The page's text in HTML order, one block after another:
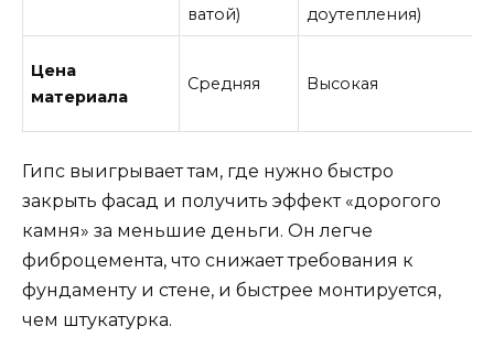
ватой)
доутепления)
Цена
материала
Средняя Высокая
Гипс выигрывает там, где нужно быстро
закрыть фасад и получить эффект «дорогого
камня» за меньшие деньги. Он легче
фиброцемента, что снижает требования к
фундаменту и стене, и быстрее монтируется,
чем штукатурка.